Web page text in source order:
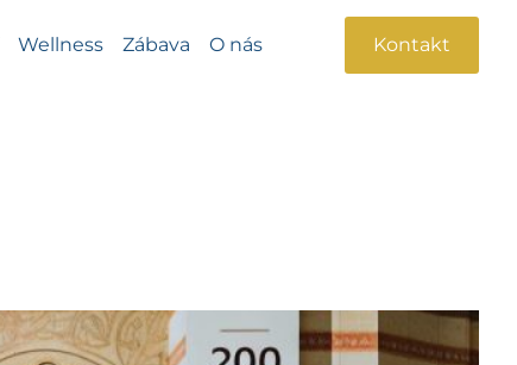
Wellness Zábava O nás Kontakt